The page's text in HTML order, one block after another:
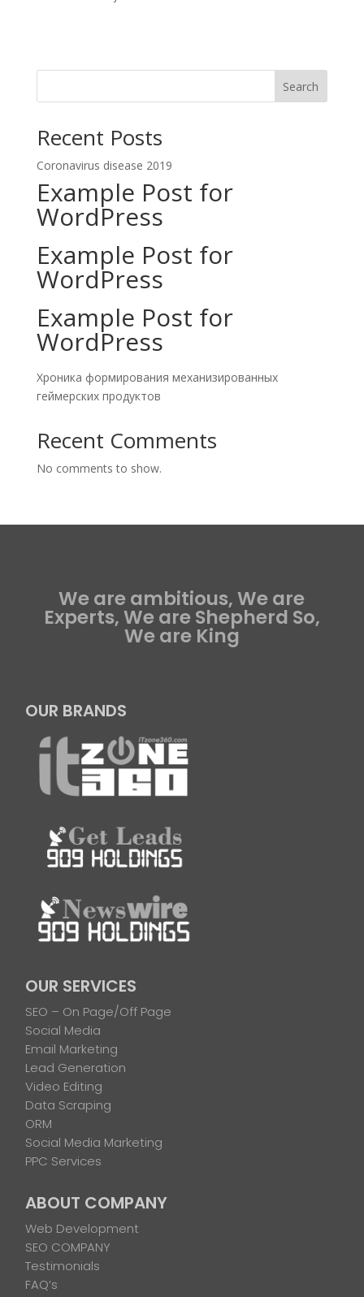
Search
Recent Posts
Coronavirus disease 2019
Example Post for
WordPress
Example Post for
WordPress
Example Post for
WordPress
Хроника формирования механизированных
геймерских продуктов
Recent Comments
No comments to show.
We are ambitious, We are
Experts, We are Shepherd So,
We are King
OUR BRANDS
OUR SERVICES
SEO – On Page/Off Page
Social Media
Email Marketing
Lead Generation
Video Editing
Data Scraping
ORM
Social Media Marketing
PPC Services
ABOUT COMPANY
Web Development
SEO COMPANY
Testimonials
FAQ’s